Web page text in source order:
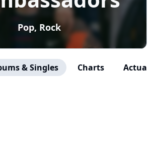
Pop, Rock
& Singles Charts